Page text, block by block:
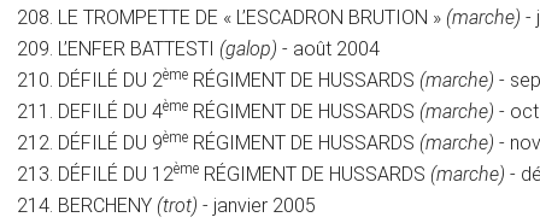
LE TROMPETTE DE « L’ESCADRON BRUTION » (marche) -
L’ENFER BATTESTI (galop) - août 2004
DÉFILÉ DU 2ème RÉGIMENT DE HUSSARDS (marche) -
DEFILÉ DU 4ème RÉGIMENT DE HUSSARDS (marche) -
DÉFILÉ DU 9ème RÉGIMENT DE HUSSARDS (marche) -
DÉFILÉ DU 12ème RÉGIMENT DE HUSSARDS (marche) -
BERCHENY (trot) - janvier 2005